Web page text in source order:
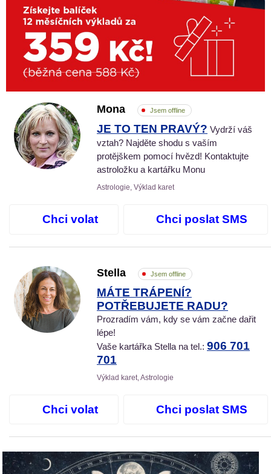
Mona Jsem offline
JE TO TEN PRAVÝ? Vydrží váš
vztah? Najděte shodu s vaším
protějškem pomocí hvězd! Kontaktujte
astroložku a kartářku Monu
Astrologie, Výklad karet
Chci volat Chci poslat SMS
Stella Jsem offline
MÁTE TRÁPENÍ?
POTŘEBUJETE RADU?
Prozradím vám, kdy se vám začne dařit
lépe!
Vaše kartářka Stella na tel.: 906 701
701
Výklad karet, Astrologie
Chci volat Chci poslat SMS